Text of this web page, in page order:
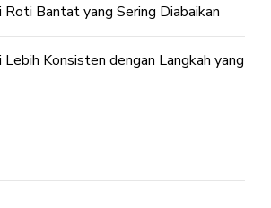
Roti Bantat yang Sering Diabaikan
Konsisten dengan Langkah yang